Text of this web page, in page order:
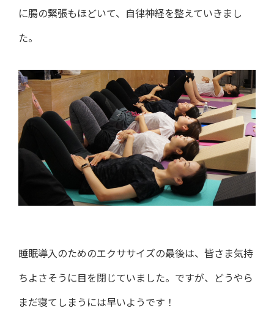
に腸の緊張もほどいて、自律神経を整えていきまし
た。
睡眠導入のためのエクササイズの最後は、皆さま気持
ちよさそうに目を閉じていました。ですが、どうやら
まだ寝てしまうには早いようです！